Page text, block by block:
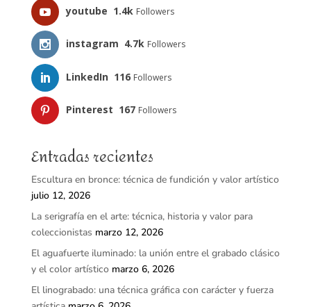
youtube 1.4k Followers
instagram 4.7k Followers
LinkedIn 116 Followers
Pinterest 167 Followers
Entradas recientes
Escultura en bronce: técnica de fundición y valor artístico
julio 12, 2026
La serigrafía en el arte: técnica, historia y valor para
coleccionistas marzo 12, 2026
El aguafuerte iluminado: la unión entre el grabado clásico
y el color artístico marzo 6, 2026
El linograbado: una técnica gráfica con carácter y fuerza